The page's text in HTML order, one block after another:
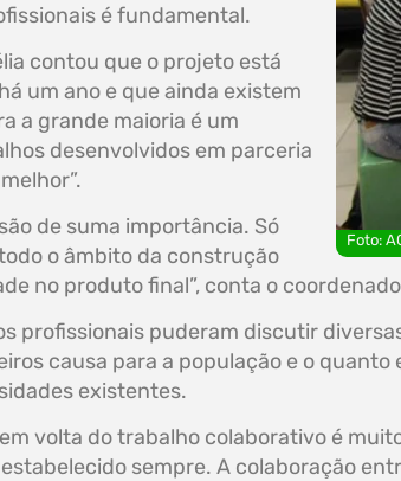
Foto:
é fundamental.
contou que o projeto está
um ano e que ainda existem
a grande maioria é um
desenvolvidos em parceria
de suma importância. Só
o âmbito da construção
no produto final”, conta o
profissionais puderam discutir
causa para a população e o
existentes.
volta do trabalho colaborativo é
sempre. A colaboração